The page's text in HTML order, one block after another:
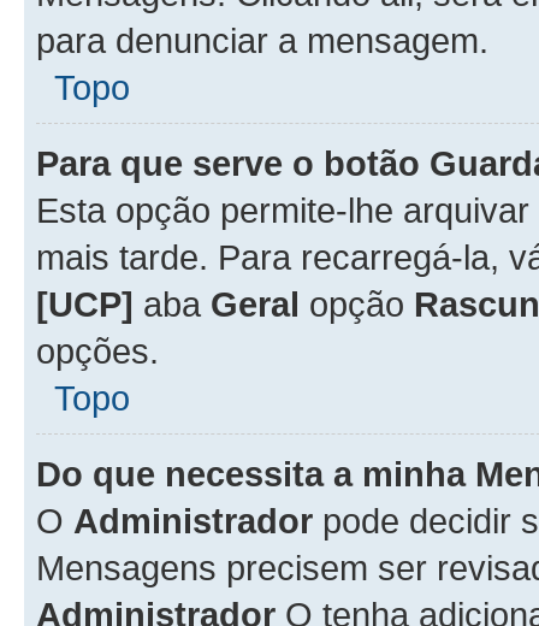
para denunciar a mensagem.
Topo
Para que serve o botão
Esta opção permite-lhe
mais tarde. Para recarregá-la,
[UCP] aba Geral opção
opções.
Topo
Do que necessita a minha
O Administrador pode decidir
Mensagens precisem ser
Administrador O tenha